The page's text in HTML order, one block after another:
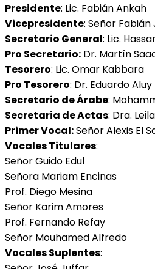
Presidente: Lic. Fabián Ankah
Vicepresidente: Señor
Secretario General: Lic.
Pro Secretario: Dr. Martín
Tesorero: Lic. Omar Kabbara
Pro Tesorero: Dr. Eduardo Aluy
Secretario de Árabe:
Secretaria de Actas: Dra.
Primer Vocal:Señor Alexis El
Vocales Titulares:
Señor Guido Edul
Señora Mariam Encinas
Prof. Diego Mesina
Señor Karim Amores
Prof. Fernando Refay
Señor Mouhamed Alfredo
Vocales Suplentes: